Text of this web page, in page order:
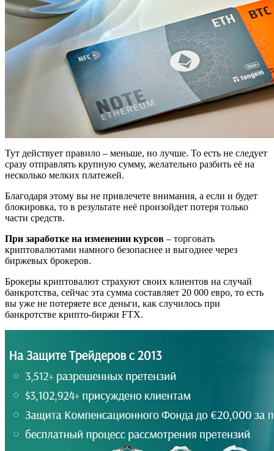
Тут действует правило – меньше, но лучше. То есть не следует
сразу отправлять крупную сумму, желательно разбить её на
несколько мелких платежей.
Благодаря этому вы не привлечете внимания, а если и будет
блокировка, то в результате неё произойдет потеря только
части средств.
При заработке на изменении курсов – торговать
криптовалютами намного безопаснее и выгоднее через
биржевых брокеров.
Брокеры криптовалют страхуют своих клиентов на случай
банкротства, сейчас эта сумма составляет 20 000 евро, то есть
вы уже не потеряете все деньги, как случилось при
банкротстве крипто-биржи FTX.